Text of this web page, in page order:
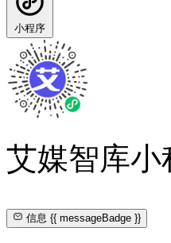
小程序
艾媒智库小
信息{{ messageBadge }}